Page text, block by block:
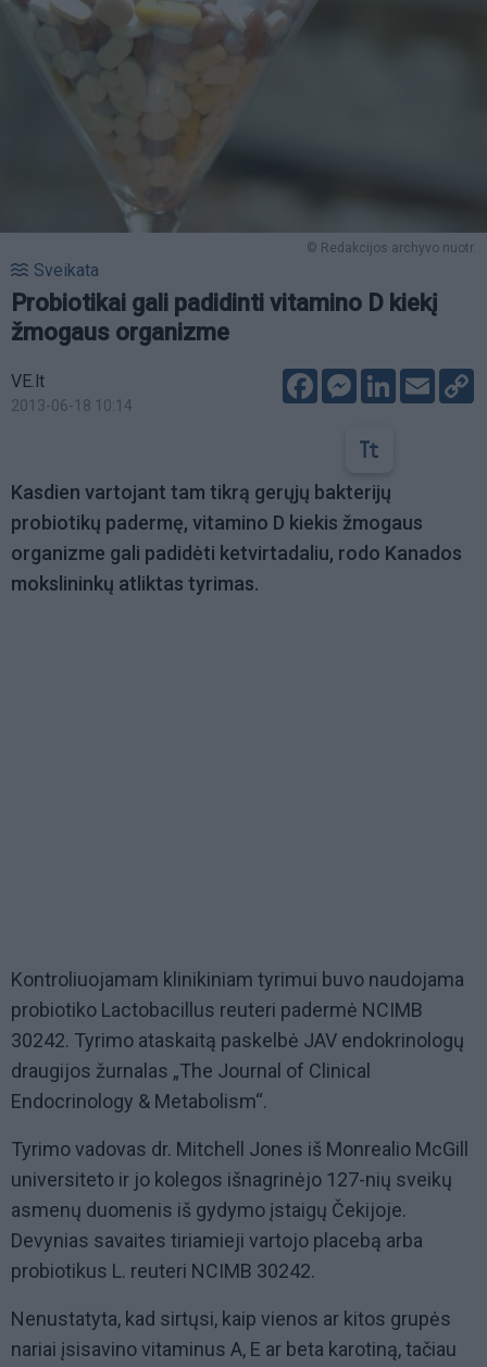
© Redakcijos archyvo nuotr.
Sveikata
Probiotikai gali padidinti vitamino D kiekį
žmogaus organizme
VE.lt
2013-06-18 10:14
FacebookMessenger
LinkedIn
Email
Kasdien vartojant tam tikrą gerųjų bakterijų
probiotikų padermę, vitamino D kiekis žmogaus
organizme gali padidėti ketvirtadaliu, rodo Kanados
mokslininkų atliktas tyrimas.
Kontroliuojamam klinikiniam tyrimui buvo naudojama
probiotiko Lactobacillus reuteri padermė NCIMB
30242. Tyrimo ataskaitą paskelbė JAV endokrinologų
draugijos žurnalas „The Journal of Clinical
Endocrinology & Metabolism“.
Tyrimo vadovas dr. Mitchell Jones iš Monrealio McGill
universiteto ir jo kolegos išnagrinėjo 127-nių sveikų
asmenų duomenis iš gydymo įstaigų Čekijoje.
Devynias savaites tiriamieji vartojo placebą arba
probiotikus L. reuteri NCIMB 30242.
Nenustatyta, kad sirtųsi, kaip vienos ar kitos grupės
nariai įsisavino vitaminus A, E ar beta karotiną, tačiau